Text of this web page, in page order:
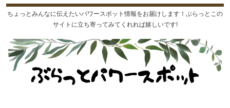
ちょっとみんなに伝えたいパワースポット情報をお届けします！ぶらっとこの
サイトに立ち寄ってみてくれれば嬉しいです!